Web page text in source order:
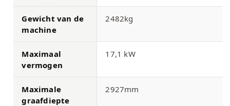
Gewicht van de
machine
2482kg
Maximaal
vermogen
17,1 kW
Maximale
graafdiepte
2927mm